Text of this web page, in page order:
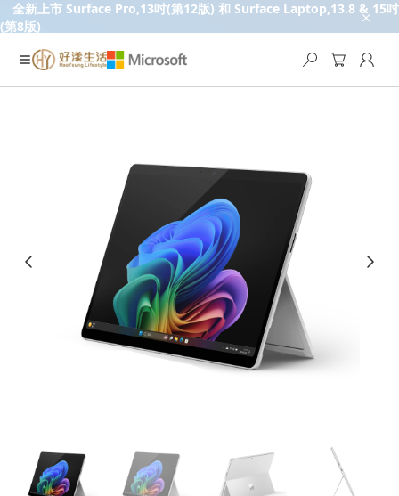
全新上市 Surface Pro,13吋(第12版) 和 Surface Laptop,13.8 & 15吋
(第8版)